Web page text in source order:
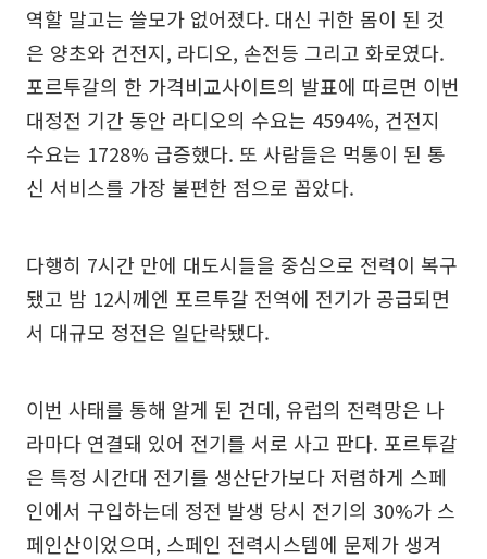
역할 말고는 쓸모가 없어졌다. 대신 귀한 몸이 된 것
은 양초와 건전지, 라디오, 손전등 그리고 화로였다.
포르투갈의 한 가격비교사이트의 발표에 따르면 이번
대정전 기간 동안 라디오의 수요는 4594%, 건전지
수요는 1728% 급증했다. 또 사람들은 먹통이 된 통
신 서비스를 가장 불편한 점으로 꼽았다.
다행히 7시간 만에 대도시들을 중심으로 전력이 복구
됐고 밤 12시께엔 포르투갈 전역에 전기가 공급되면
서 대규모 정전은 일단락됐다.
이번 사태를 통해 알게 된 건데, 유럽의 전력망은 나
라마다 연결돼 있어 전기를 서로 사고 판다. 포르투갈
은 특정 시간대 전기를 생산단가보다 저렴하게 스페
인에서 구입하는데 정전 발생 당시 전기의 30%가 스
페인산이었으며, 스페인 전력시스템에 문제가 생겨